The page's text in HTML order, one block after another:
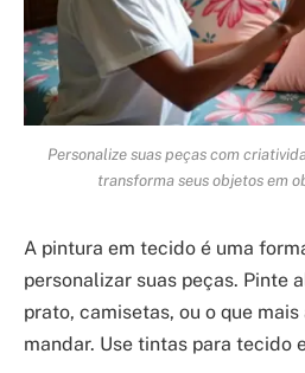
Personalize suas peças com
transforma seus objetos em
A pintura em tecido é uma
personalizar suas peças. Pinte
prato, camisetas, ou o que
mandar. Use tintas para tecido